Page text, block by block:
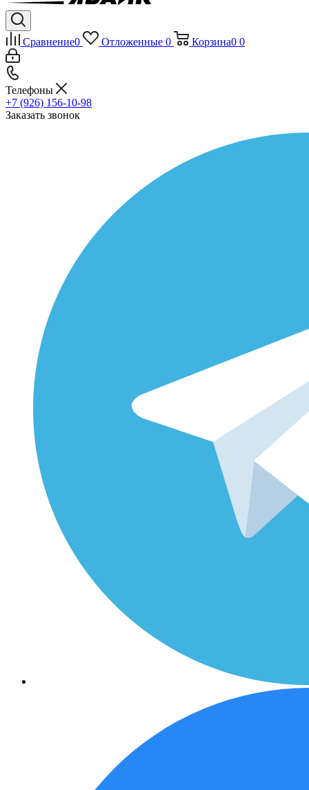
Сравнение0 Отложенные 0 Корзина0 0
Телефоны
+7 (926) 156-10-98
Заказать звонок